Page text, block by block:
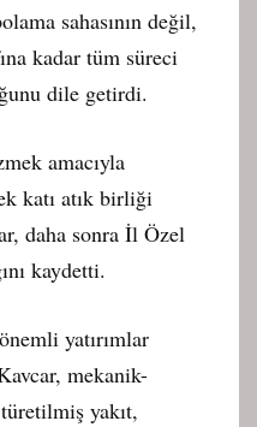
sahasının değil,
kadar tüm süreci
dile getirdi.
amacıyla
katı atık birliği
daha sonra İl Özel
kaydetti.
yatırımlar
mekanik-
yakıt,